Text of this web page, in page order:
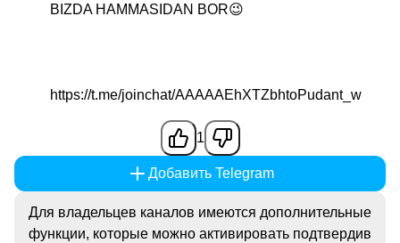
BIZDA HAMMASIDAN BOR😉
https://t.me/joinchat/AAAAAEhXTZbhtoPudant_w
1
Добавить Telegram
Для владельцев каналов имеются дополнительные
функции, которые можно активировать подтвердив